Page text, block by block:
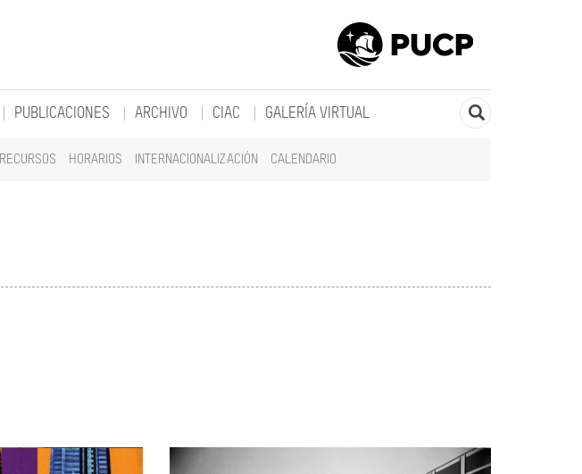
RECURSOS HORARIOS INTERNACIONALIZACIÓN CALENDARIO
PUBLICACIONES ARCHIVO CIAC GALERÍA VIRTUAL